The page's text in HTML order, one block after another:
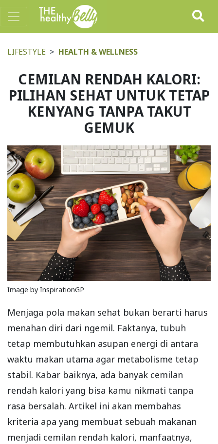
LIFESTYLE HEALTH & WELLNESS
CEMILAN RENDAH KALORI:
PILIHAN SEHAT UNTUK TETAP
KENYANG TANPA TAKUT
GEMUK
Image by InspirationGP
Menjaga pola makan sehat bukan berarti harus
menahan diri dari ngemil. Faktanya, tubuh
tetap membutuhkan asupan energi di antara
waktu makan utama agar metabolisme tetap
stabil. Kabar baiknya, ada banyak cemilan
rendah kalori yang bisa kamu nikmati tanpa
rasa bersalah. Artikel ini akan membahas
kriteria apa yang membuat sebuah makanan
menjadi cemilan rendah kalori, manfaatnya,